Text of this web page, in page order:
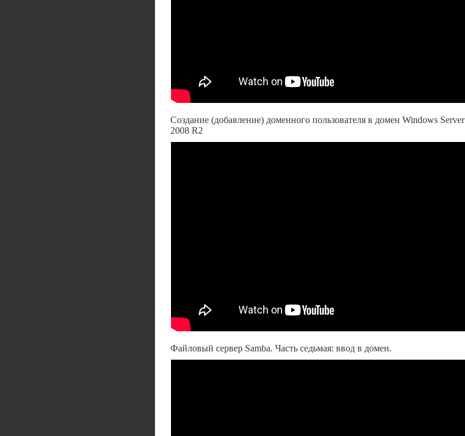
Создание (добавление) доменного пользователя в домен Windows Server
2008 R2
Файловый сервер Samba. Часть седьмая: ввод в домен.